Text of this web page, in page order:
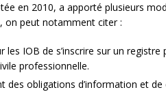
en 2010, a apporté plusieurs
on peut notamment citer :
les IOB de s’inscrire sur un
professionnelle.
des obligations d’information et